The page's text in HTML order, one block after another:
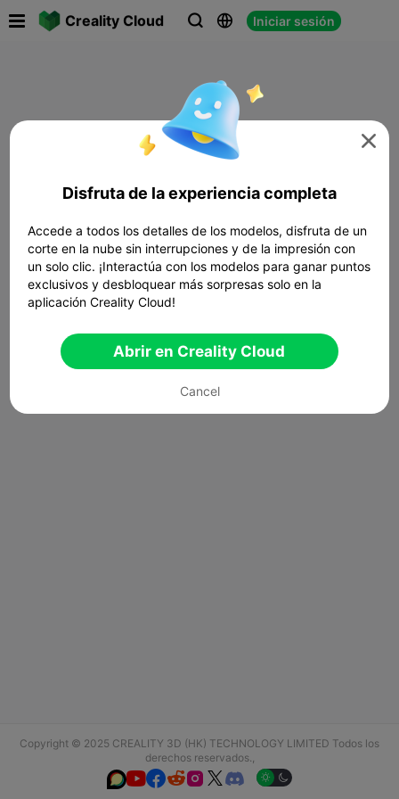
Creality Cloud   Iniciar sesión
Copyright © 2025 CREALITY 3D (HK) TECHNOLOGY LIMITED Todos los
derechos reservados.,
  

Disfruta de la experiencia completa
Accede a todos los detalles de los modelos, disfruta de un
corte en la nube sin interrupciones y de la impresión con
un solo clic. ¡Interactúa con los modelos para ganar puntos
exclusivos y desbloquear más sorpresas solo en la
aplicación Creality Cloud!
Abrir en Creality Cloud
Cancel